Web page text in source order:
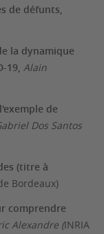
de défunts,
la dynamique
19, Alain
de
Dos Santos
(titre à
Bordeaux)
comprendre
Alexandre (INRIA